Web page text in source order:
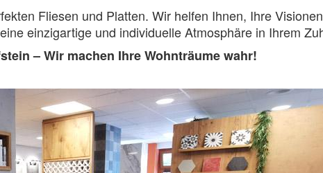
Fliesen und Platten. Wir helfen Ihnen, Ihre
einzigartige und individuelle Atmosphäre in Ihrem
– Wir machen Ihre Wohnträume wahr!